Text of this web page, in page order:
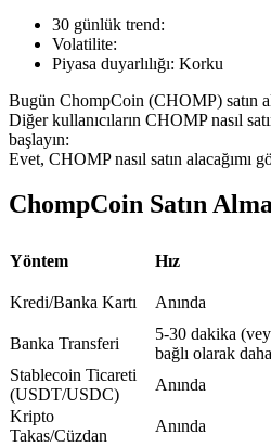
USDC Vadeli İşlemleri
USDC'yi teminat olarak
Kopya Ticaret
En iyi traderlarla güçlerinizi
30 günlük trend:
Volatilite:
Piyasa duyarlılığı: Korku
Bugün ChompCoin (CHOMP) satın
Diğer kullanıcıların CHOMP nasıl
başlayın:
Evet, CHOMP nasıl satın alacağımı
ChompCoin Satın
Yöntem Hız
Kredi/Banka Kartı Anında
Banka Transferi
5-30 dakika
bağlı olarak
Stablecoin Ticareti
(USDT/USDC)
Anında
Kripto
Takas/Cüzdan
Anında